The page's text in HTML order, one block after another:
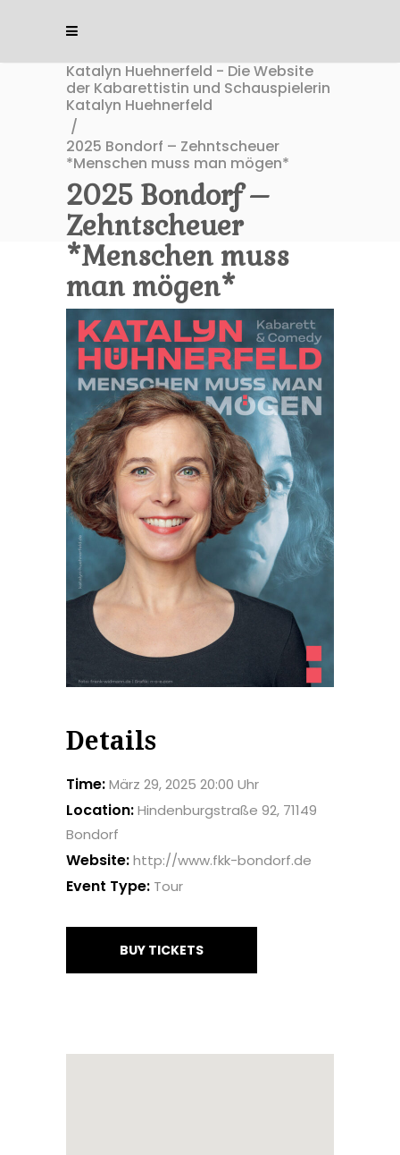
Katalyn Huehnerfeld - Die Website
der Kabarettistin und Schauspielerin
Katalyn Huehnerfeld
/
2025 Bondorf – Zehntscheuer
*Menschen muss man mögen*
2025 Bondorf –
Zehntscheuer
*Menschen muss
man mögen*
Details
Time:März 29, 2025 20:00 Uhr
Location:Hindenburgstraße 92, 71149
Bondorf
Website:http://www.fkk-bondorf.de
Event Type: Tour
BUY TICKETS